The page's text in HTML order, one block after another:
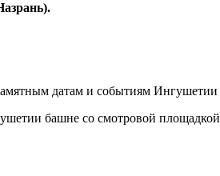
датам и событиям Ингушетии
башне со смотровой площадкой